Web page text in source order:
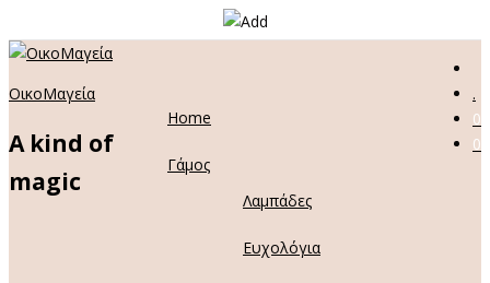
ΟικοΜαγεία
A kind of
magic
Home
Γάμος
Λαμπάδες
Ευχολόγια
.
0
0